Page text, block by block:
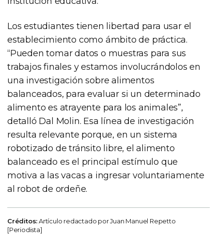
Los estudiantes tienen libertad para usar el
establecimiento como ámbito de práctica.
“Pueden tomar datos o muestras para sus
trabajos finales y estamos involucrándolos en
una investigación sobre alimentos
balanceados, para evaluar si un determinado
alimento es atrayente para los animales”,
detalló Dal Molin. Esa línea de investigación
resulta relevante porque, en un sistema
robotizado de tránsito libre, el alimento
balanceado es el principal estímulo que
motiva a las vacas a ingresar voluntariamente
al robot de ordeñe.
Créditos:Artículo redactado por Juan Manuel Repetto
[Periodista]